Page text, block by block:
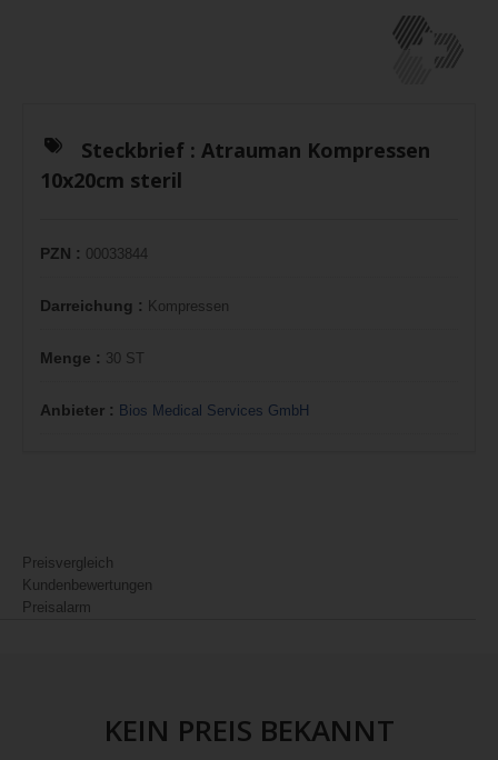
Steckbrief : Atrauman Kompressen
10x20cm steril
PZN : 00033844
Darreichung : Kompressen
Menge : 30 ST
Anbieter : Bios Medical Services GmbH
Preisvergleich
Kundenbewertungen
Preisalarm
KEIN PREIS BEKANNT